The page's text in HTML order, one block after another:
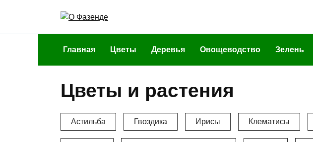
Главная Цветы Деревья Овощеводство Зелень
Цветы и растения
Астильба Гвоздика Ирисы Клематисы